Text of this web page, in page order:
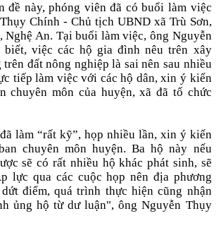
đề này, phóng viên đã có buổi làm việc
Chính - Chủ tịch UBND xã Trù Sơn,
Nghệ An. Tại buổi làm việc, ông Nguyễn
biết, việc các hộ gia đình nêu trên xây
đất nông nghiệp là sai nên sau nhiều
tiếp làm việc với các hộ dân, xin ý kiến
chuyên môn của huyện, xã đã tổ chức
làm “rất kỹ”, họp nhiều lần, xin ý kiến
chuyên môn huyện. Ba hộ này nếu
sẽ có rất nhiều hộ khác phát sinh, sẽ
lực qua các cuộc họp nên địa phương
điểm, quá trình thực hiện cũng nhận
ủng hộ từ dư luận", ông Nguyễn Thụy